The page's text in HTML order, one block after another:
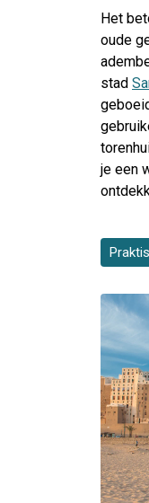
Het
oude
stad
je een